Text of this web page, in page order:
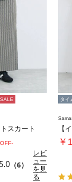
SALE
スカート
5.0 （6）
レビ
ュー
を見
る
タイ
￥